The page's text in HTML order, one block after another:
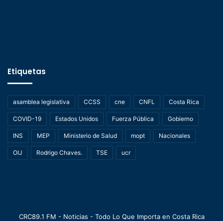
Etiquetas
asamblea legislativa CCSS cne CNFL Costa Rica
COVID-19 Estados Unidos Fuerza Pública Gobierno
INS MEP Ministerio de Salud mopt Nacionales
OIJ Rodrigo Chaves. TSE ucr
CRC89.1 FM - Noticias - Todo Lo Que Importa en Costa Rica